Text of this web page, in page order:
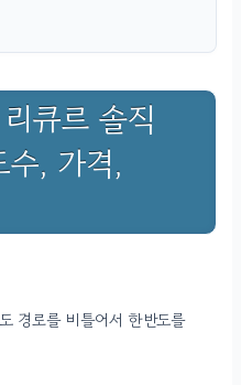
큐르 솔직
, 가격,
경로를 비틀어서 한반도를